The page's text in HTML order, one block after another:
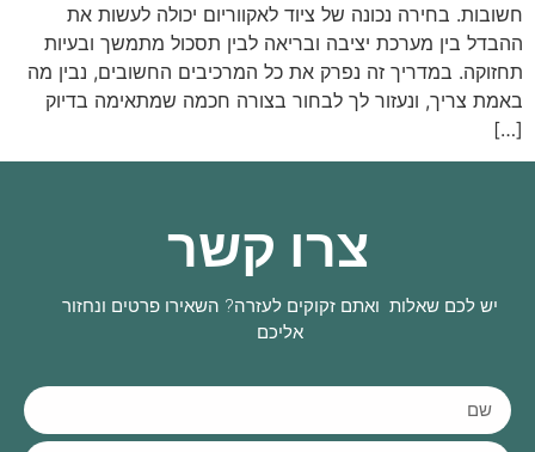
חשובות. בחירה נכונה של ציוד לאקווריום יכולה לעשות את
ההבדל בין מערכת יציבה ובריאה לבין תסכול מתמשך ובעיות
תחזוקה. במדריך זה נפרק את כל המרכיבים החשובים, נבין מה
באמת צריך, ונעזור לך לבחור בצורה חכמה שמתאימה בדיוק
[…]
צרו קשר
יש לכם שאלות ואתם זקוקים לעזרה? השאירו פרטים ונחזור
אליכם